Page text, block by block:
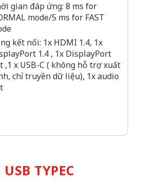
gian đáp ứng: 8 ms for
mode/5 ms for FAST
kết nối: 1x HDMI 1.4, 1x
1.4 , 1x DisplayPort
,1 x USB-C ( không hỗ trợ xuất
chỉ truyền dữ liệu), 1x audio
TYPEC